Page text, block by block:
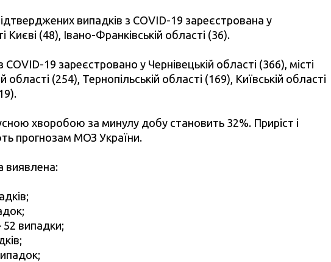
випадків з COVID-19 зареєстрована у
Києві (48), Івано-Франківській області (36).
19 зареєстровано у Чернівецькій області (366), місті
області (254), Тернопільській області (169), Київській області
хворобою за минулу добу становить 32%. Приріст і
прогнозам МОЗ України.
виявлена:
випадки;